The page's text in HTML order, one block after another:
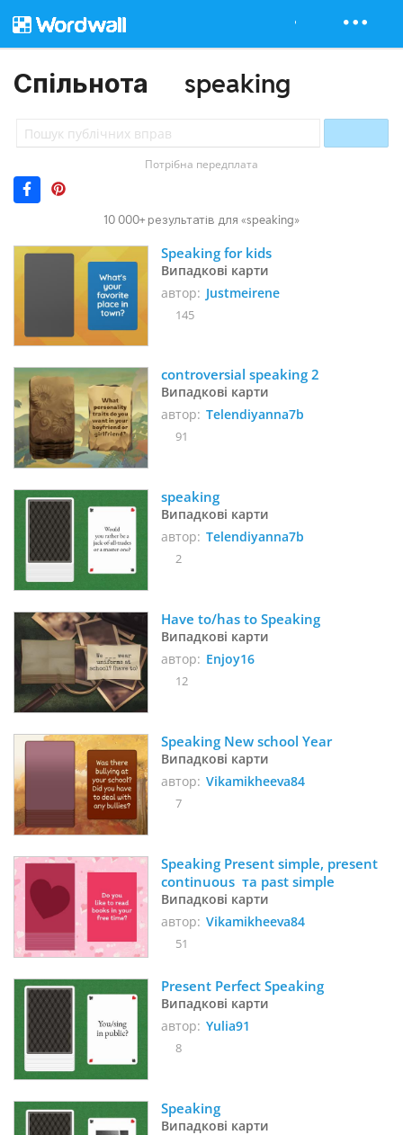
Спільнота speaking
Потрібна передплата
10 000+ результатів для «speaking»
Випадкові карти
автор: Justmeirene
145
controversial speaking 2
Випадкові карти
автор: Telendiyanna7b
91
speaking
Випадкові карти
автор: Telendiyanna7b
2
Have to/has to Speaking
Випадкові карти
автор: Enjoy16
12
Speaking New school Year
Випадкові карти
автор: Vikamikheeva84
7
Speaking Present simple, present
continuous  та past simple
Випадкові карти
автор: Vikamikheeva84
51
Present Perfect Speaking
Випадкові карти
автор: Yulia91
8
Speaking
Випадкові карти